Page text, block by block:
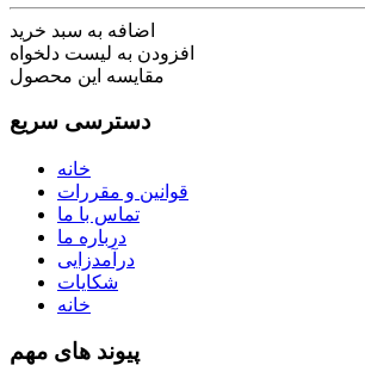
اضافه به سبد خرید
افزودن به لیست دلخواه
مقایسه این محصول
دسترسی سریع
خانه
قوانین و مقررات
تماس با ما
درباره ما
درآمدزایی
شکایات
خانه
پیوند های مهم